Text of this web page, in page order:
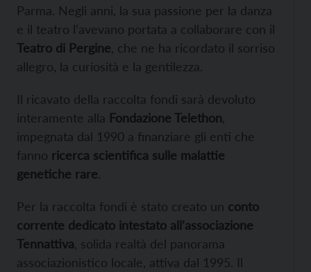
Parma. Negli anni, la sua passione per la danza
e il teatro l’avevano portata a collaborare con il
Teatro di Pergine , che ne ha ricordato il sorriso
allegro, la curiosità e la gentilezza.
Il ricavato della raccolta fondi sarà devoluto
interamente alla Fondazione Telethon
impegnata dal 1990 a finanziare gli enti che
fanno ricerca scientifica sulle malattie
genetiche rare.
Per la raccolta fondi è stato creato un conto
corrente dedicato intestato all’associazione
Tennattiva , solida realtà del panorama
associazionistico locale, attiva dal 1995. Il